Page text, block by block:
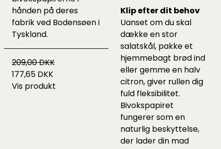
hånden på deres
fabrik ved Bodensøen i
Tyskland.
209,00 DKK
177,65 DKK
Vis produkt
Klip efter dit behov
Uanset om du skal
dække en stor
salatskål, pakke et
hjemmebagt brød ind
eller gemme en halv
citron, giver rullen dig
fuld fleksibilitet.
Bivokspapiret
fungerer som en
naturlig beskyttelse,
der lader din mad